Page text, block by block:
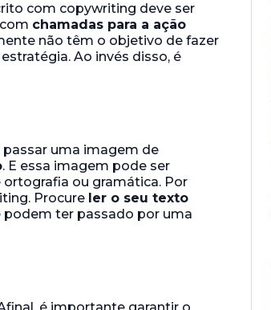
com copywriting deve ser
chamadas para a ação
não têm o objetivo de fazer
Ao invés disso, é
passar uma imagem de
. E essa imagem pode ser
ou gramática. Por
Procure ler o seu texto
podem ter passado por uma